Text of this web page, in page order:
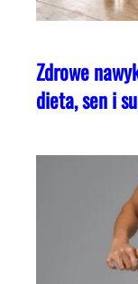
Zdrowe
dieta, sen i